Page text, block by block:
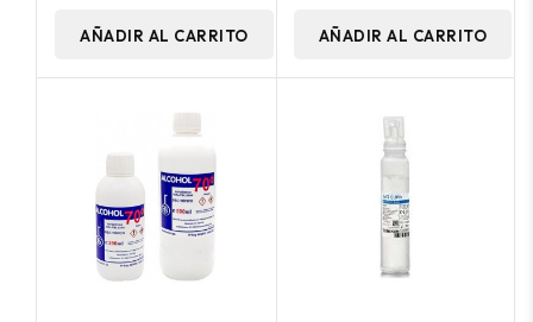
AÑADIR AL CARRITO AÑADIR AL CARRITO